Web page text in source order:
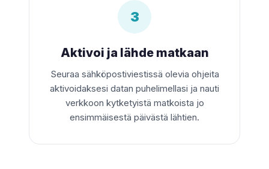
3
Aktivoi ja lähde matkaan
Seuraa sähköpostiviestissä olevia ohjeita
aktivoidaksesi datan puhelimellasi ja nauti
verkkoon kytketyistä matkoista jo
ensimmäisestä päivästä lähtien.